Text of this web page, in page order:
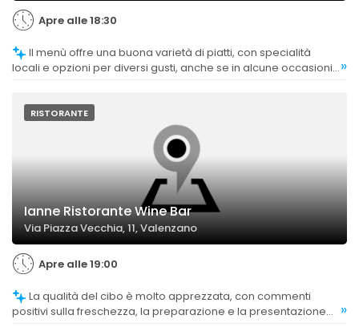
Apre alle 18:30
locali e opzioni per diversi gusti, anche se in alcune occasioni
»
RISTORANTE
Ianne Ristorante Wine Bar
Via Piazza Vecchia, 11, Valenzano
Apre alle 19:00
positivi sulla freschezza, la preparazione e la presentazione
»